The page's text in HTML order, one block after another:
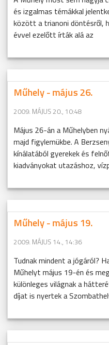
és izgalmas témákkal
között a trianoni döntésről,
évvel ezelőtt írták alá az
Műhely - május 26.
2009. MÁJUS 20., 10:48
Május 26-án a Műhelyben
majd figylemükbe. A
kínálatából gyerekek és
kiadványokat utazáshoz,
Műhely - május 19.
2009. MÁJUS 14., 14:36
Tudnak mindent a jógáról?
Műhelyt május 19-én és
különleges világnak a
díjat is nyertek a